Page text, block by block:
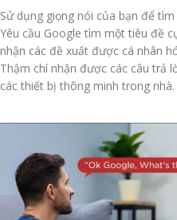
Sử dụng giọng nói của bạn để
Yêu cầu Google tìm một tiêu đề
nhận các đề xuất được cá nhân
Thậm chí nhận được các câu trả
các thiết bị thông minh trong nhà.